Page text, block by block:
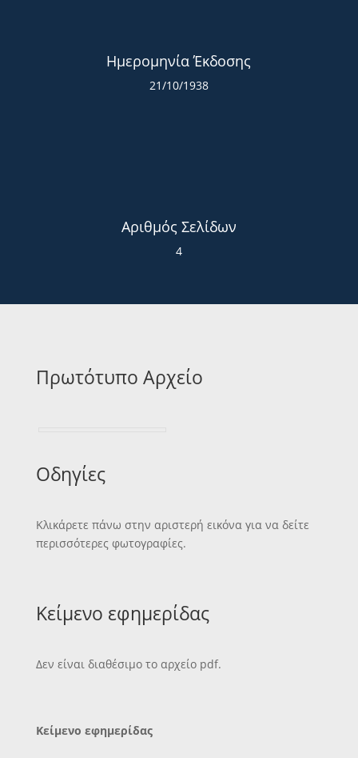
Ημερομηνία Έκδοσης
21/10/1938
Αριθμός Σελίδων
4
Πρωτότυπο Αρχείο
Οδηγίες
Κλικάρετε πάνω στην αριστερή εικόνα για να δείτε
περισσότερες φωτογραφίες.
Κείμενο εφημερίδας
Δεν είναι διαθέσιμο το αρχείο pdf.
Κείμενο εφημερίδας